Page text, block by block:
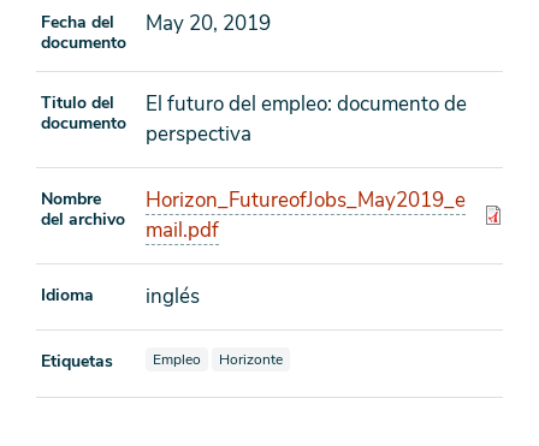
Fecha del
documento
May 20, 2019
Titulo del
documento
El futuro del empleo: documento de
perspectiva
Nombre
del archivo
Horizon_FutureofJobs_May2019_e
mail.pdf
Idioma inglés
Etiquetas Ver documentos también etiquetados como
Empleo Ver documentos también etiquetados como
Horizonte